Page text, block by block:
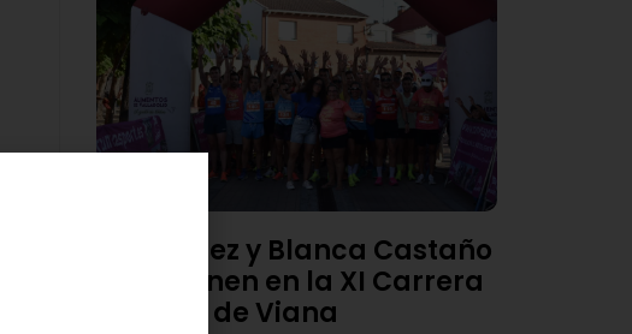
Diego Díez y Blanca Castaño
se imponen en la XI Carrera
Popular de Viana